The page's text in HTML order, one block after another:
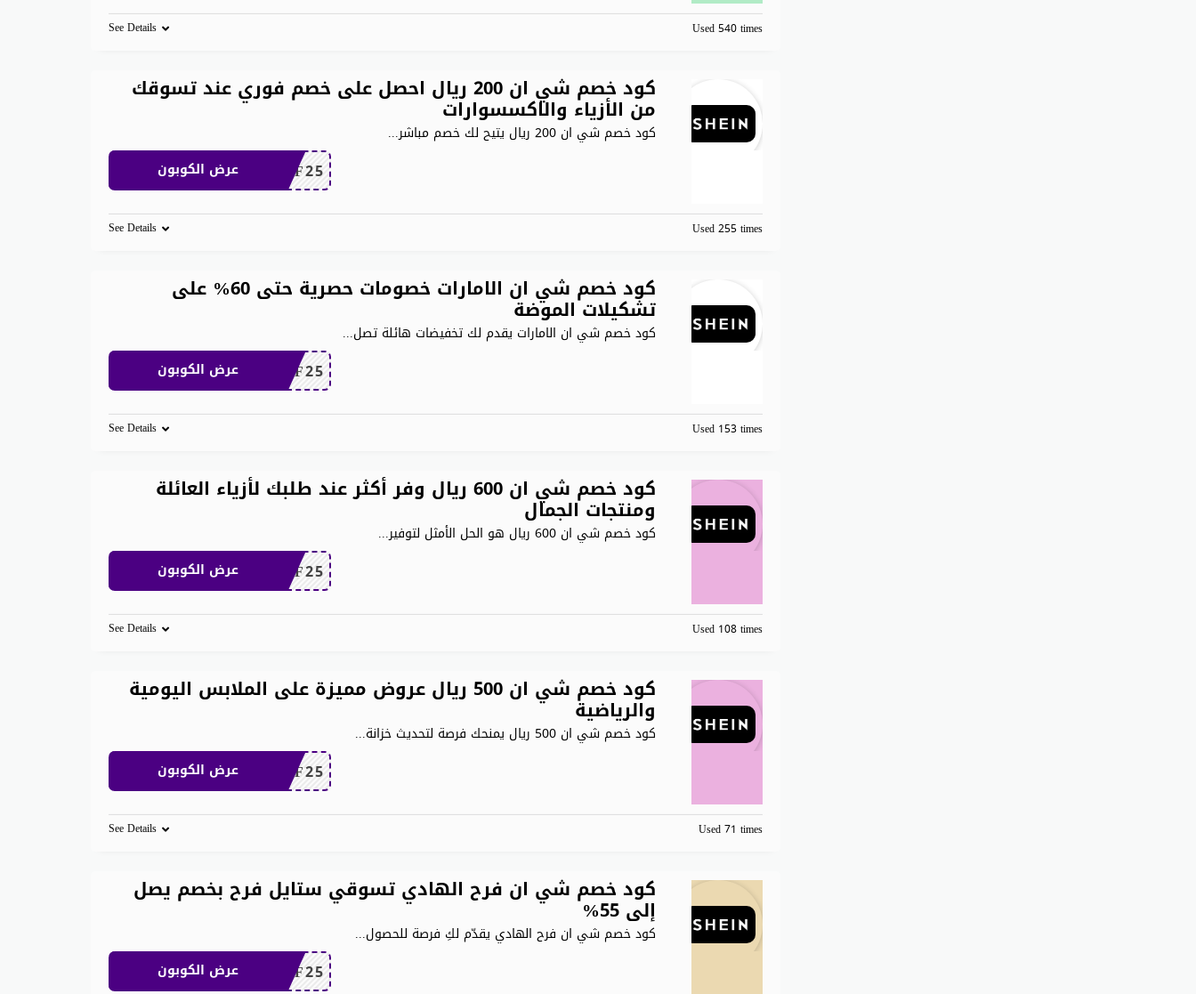
Used 540 times
See Details
كود خصم شي ان 200 ريال احصل على خصم فوري عند تسوقك
من الأزياء والاكسسوارات
كود خصم شي ان 200 ريال يتيح لك خصم مباشر ...
MEAF25 عرض الكوبون
Used 255 times
See Details
كود خصم شي ان الامارات خصومات حصرية حتى 60% على
تشكيلات الموضة
كود خصم شي ان الامارات يقدم لك تخفيضات هائلة تصل...
MEAF25 عرض الكوبون
Used 153 times
See Details
كود خصم شي ان 600 ريال وفر أكثر عند طلبك لأزياء العائلة
ومنتجات الجمال
كود خصم شي ان 600 ريال هو الحل الأمثل لتوفير ...
MEAF25 عرض الكوبون
Used 108 times
See Details
كود خصم شي ان 500 ريال عروض مميزة على الملابس اليومية
والرياضية
كود خصم شي ان 500 ريال يمنحك فرصة لتحديث خزانة ...
MEAF25 عرض الكوبون
Used 71 times
See Details
كود خصم شي ان فرح الهادي تسوقي ستايل فرح بخصم يصل
إلى 55%
كود خصم شي ان فرح الهادي يقدّم لكِ فرصة للحصول...
MEAF25 عرض الكوبون